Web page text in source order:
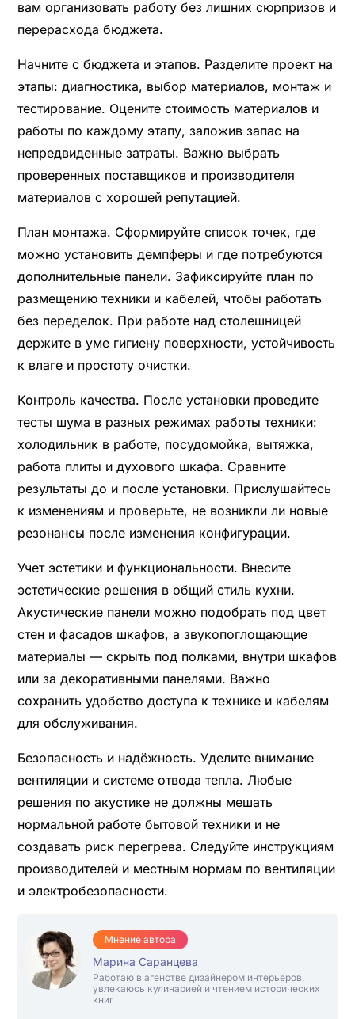
вам организовать работу без лишних сюрпризов и
перерасхода бюджета.
Начните с бюджета и этапов. Разделите проект на
этапы: диагностика, выбор материалов, монтаж и
тестирование. Оцените стоимость материалов и
работы по каждому этапу, заложив запас на
непредвиденные затраты. Важно выбрать
проверенных поставщиков и производителя
материалов с хорошей репутацией.
План монтажа. Сформируйте список точек, где
можно установить демпферы и где потребуются
дополнительные панели. Зафиксируйте план по
размещению техники и кабелей, чтобы работать
без переделок. При работе над столешницей
держите в уме гигиену поверхности, устойчивость
к влаге и простоту очистки.
Контроль качества. После установки проведите
тесты шума в разных режимах работы техники:
холодильник в работе, посудомойка, вытяжка,
работа плиты и духового шкафа. Сравните
результаты до и после установки. Прислушайтесь
к изменениям и проверьте, не возникли ли новые
резонансы после изменения конфигурации.
Учет эстетики и функциональности. Внесите
эстетические решения в общий стиль кухни.
Акустические панели можно подобрать под цвет
стен и фасадов шкафов, а звукопоглощающие
материалы — скрыть под полками, внутри шкафов
или за декоративными панелями. Важно
сохранить удобство доступа к технике и кабелям
для обслуживания.
Безопасность и надёжность. Уделите внимание
вентиляции и системе отвода тепла. Любые
решения по акустике не должны мешать
нормальной работе бытовой техники и не
создавать риск перегрева. Следуйте инструкциям
производителей и местным нормам по вентиляции
и электробезопасности.
Мнение автора
Марина Саранцева
Работаю в агенстве дизайнером интерьеров,
увлекаюсь кулинарией и чтением исторических
книг